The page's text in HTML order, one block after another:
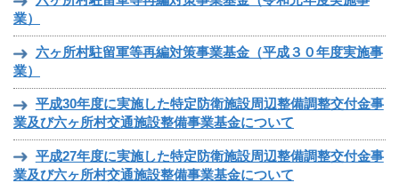
業）
六ヶ所村駐留軍等再編対策事業基金（平成３０年度実施事
業）
平成30年度に実施した特定防衛施設周辺整備調整交付金事
業及び六ヶ所村交通施設整備事業基金について
平成27年度に実施した特定防衛施設周辺整備調整交付金事
業及び六ヶ所村交通施設整備事業基金について